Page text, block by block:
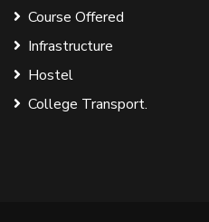
Course Offered
Infrastructure
Hostel
College Transport.